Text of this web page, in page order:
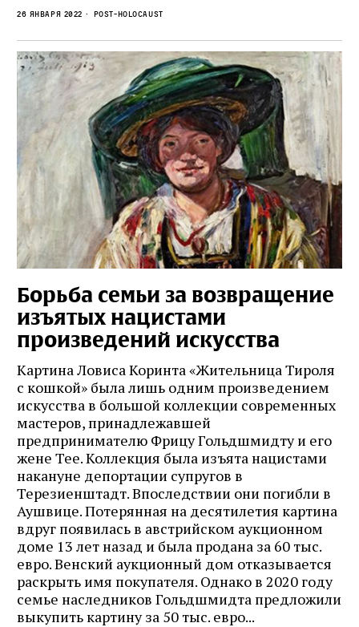
26 января 2022 Post-Holocaust
Борьба семьи за возвращение
изъятых нацистами
произведений искусства
Картина Ловиса Коринта «Жительница Тироля
с кошкой» была лишь одним произведением
искусства в большой коллекции современных
мастеров, принадлежавшей
предпринимателю Фрицу Гольдшмидту и его
жене Тее. Коллекция была изъята нацистами
накануне депортации супругов в
Терезиенштадт. Впоследствии они погибли в
Аушвице. Потерянная на десятилетия картина
вдруг появилась в австрийском аукционном
доме 13 лет назад и была продана за 60 тыс.
евро. Венский аукционный дом отказывается
раскрыть имя покупателя. Однако в 2020 году
семье наследников Гольдшмидта предложили
выкупить картину за 50 тыс. евро...